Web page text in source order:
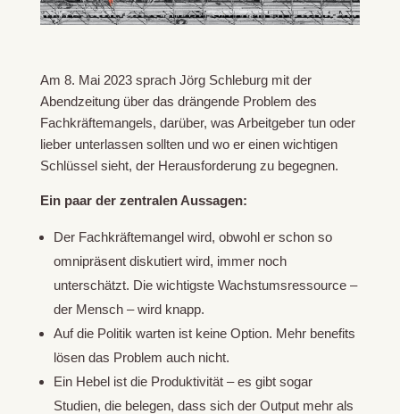
Am 8. Mai 2023 sprach Jörg Schleburg mit der
Abendzeitung über das drängende Problem des
Fachkräftemangels, darüber, was Arbeitgeber tun oder
lieber unterlassen sollten und wo er einen wichtigen
Schlüssel sieht, der Herausforderung zu begegnen.
Ein paar der zentralen Aussagen:
Der Fachkräftemangel wird, obwohl er schon so
omnipräsent diskutiert wird, immer noch
unterschätzt. Die wichtigste Wachstumsressource –
der Mensch – wird knapp.
Auf die Politik warten ist keine Option. Mehr benefits
lösen das Problem auch nicht.
Ein Hebel ist die Produktivität – es gibt sogar
Studien, die belegen, dass sich der Output mehr als